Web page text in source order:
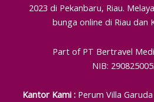
2023 di Pekanbaru, Riau.
bunga online di Riau dan
Part of PT Bertravel
NIB:
Kantor Kami :Perum Villa Garuda